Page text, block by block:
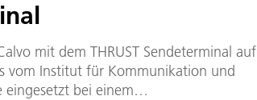
mit dem THRUST Sendeterminal auf
vom Institut für Kommunikation und
bei einem